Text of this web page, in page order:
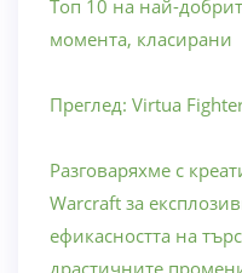
Топ 10 на най-
момента, класирани
Преглед: Virtua
Разговаряхме с
Warcraft за
ефикасността на